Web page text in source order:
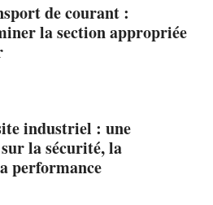
de courant :
la section appropriée
industriel : une
la sécurité, la
performance